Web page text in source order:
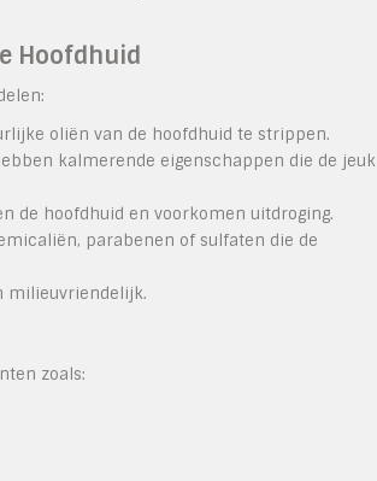
Hoofdhuid
oliën van de hoofdhuid te strippen.
kalmerende eigenschappen die de jeuk
de hoofdhuid en voorkomen uitdroging.
parabenen of sulfaten die de
milieuvriendelijk.
zoals: